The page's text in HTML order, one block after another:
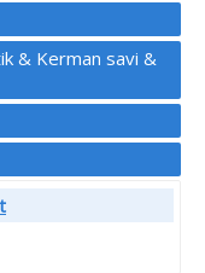
& Kerman savi &